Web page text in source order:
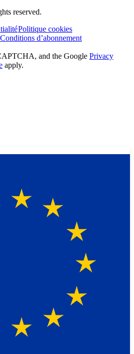
reserved.
Politique cookies
Conditions d’abonnement
and the Google Privacy
apply.